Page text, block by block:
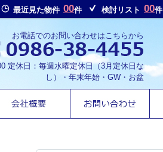
最近見た物件 00件 検討リスト 00件
お電話でのお問い合わせはこちらから
定休日：毎週水曜定休日（3月定休日な
し）・年末年始・GW・お盆